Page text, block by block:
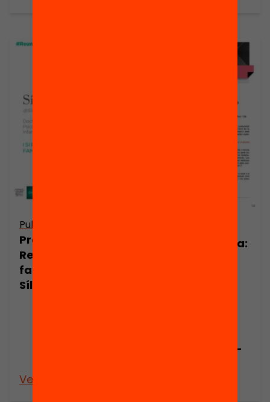
Publicació
Presentació:
Reunions
famílies per
Sílvia Blanch
Veure’n més
Nota de premsa:
relació família-